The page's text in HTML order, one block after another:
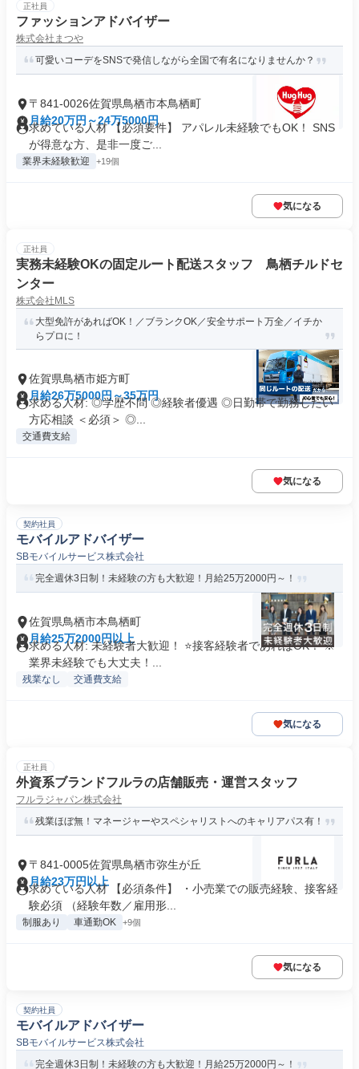
正社員
ファッションアドバイザー
株式会社まつや
可愛いコーデをSNSで発信しながら全国で有名になりませんか？
〒841-0026佐賀県鳥栖市本鳥栖町
月給20万円～24万5000円
求めている人材 【必須要件】 アパレル未経験でもOK！ SNS
が得意な方、是非一度ご...
業界未経験歓迎 +19個
気になる
正社員
実務未経験OKの固定ルート配送スタッフ 鳥栖チルドセ
ンター
株式会社MLS
大型免許があればOK！／ブランクOK／安全サポート万全／イチか
らプロに！
佐賀県鳥栖市姫方町
月給26万5000円～35万円
求める人材: ◎学歴不問 ◎経験者優遇 ◎日勤帯で勤務したい
方応相談 ＜必須＞ ◎...
交通費支給
気になる
契約社員
モバイルアドバイザー
SBモバイルサービス株式会社
完全週休3日制！未経験の方も大歓迎！月給25万2000円～！
佐賀県鳥栖市本鳥栖町
月給25万2000円以上
求める人材: 未経験者大歓迎！ ⭐接客経験者であればOK！ ※
業界未経験でも大丈夫！...
残業なし 交通費支給
気になる
正社員
外資系ブランドフルラの店舗販売・運営スタッフ
フルラジャパン株式会社
残業ほぼ無！マネージャーやスペシャリストへのキャリアパス有！
〒841-0005佐賀県鳥栖市弥生が丘
月給23万円以上
求めている人材 【必須条件】 ・小売業での販売経験、接客経
験必須 （経験年数／雇用形...
制服あり 車通勤OK +9個
気になる
契約社員
モバイルアドバイザー
SBモバイルサービス株式会社
完全週休3日制！未経験の方も大歓迎！月給25万2000円～！